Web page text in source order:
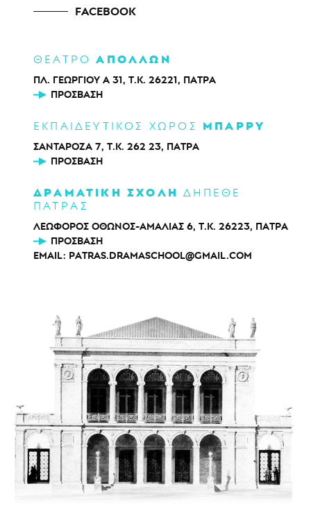
FACEBOOK
ΘΕΑΤΡΟΑΠΟΛΛΩΝ
ΠΛ. ΓΕΩΡΓΙΟΥ Α 31, Τ.Κ. 26221, ΠΑΤΡΑ
ΠΡΌΣΒΑΣΗ
ΕΚΠΑΙΔΕΥΤΙΚΟΣ ΧΩΡΟΣ ΜΠΑΡΡΥ
ΣΑΝΤΑΡΟΖΑ 7, Τ.Κ. 262 23, ΠΑΤΡΑ
ΠΡΌΣΒΑΣΗ
ΔΡΑΜΑΤΙΚΗ ΣΧΟΛΗ ΔΗΠΕΘΕ
ΠΑΤΡΑΣ
ΛΕΩΦΟΡΟΣ ΟΘΩΝΟΣ-ΑΜΑΛΙΑΣ 6, Τ.Κ. 26223, ΠΑΤΡΑ
ΠΡΌΣΒΑΣΗ
EMAIL: PATRAS.DRAMASCHOOL@GMAIL.COM